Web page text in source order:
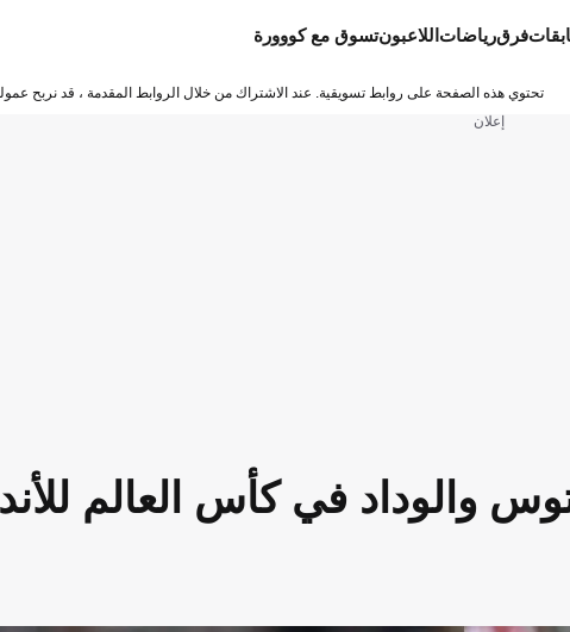
فرقرياضات اللاعبونتسوق مع كووورة
تحتوي هذه الصفحة على روابط تسويقية. عند الاشتراك من خلال الروابط المقدمة ، قد نربح
إعلان
والوداد في كأس العالم